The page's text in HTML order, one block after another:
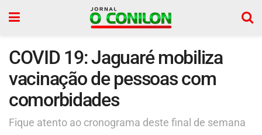
COVID 19: Jaguaré mobiliza
vacinação de pessoas com
comorbidades
Fique atento ao cronograma deste final de semana